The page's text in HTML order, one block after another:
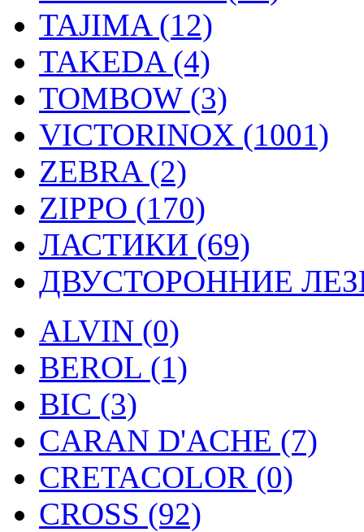
TAJIMA (12)
TAKEDA (4)
TOMBOW (3)
VICTORINOX (1001)
ZEBRA (2)
ZIPPO (170)
ЛАСТИКИ (69)
ДВУСТОРОННИЕ
ALVIN (0)
BEROL (1)
BIC (3)
CARAN D'ACHE (7)
CRETACOLOR (0)
CROSS (92)